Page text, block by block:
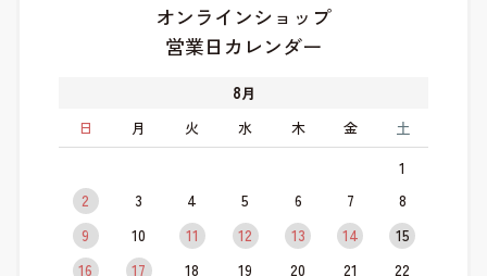
オンラインショップ
営業日カレンダー
8月
日
月 火 水 木 金 土
1
2
3 4 5 6 7
8
9
10 11 12 13 14
15
16
17 18 19 20 21
22